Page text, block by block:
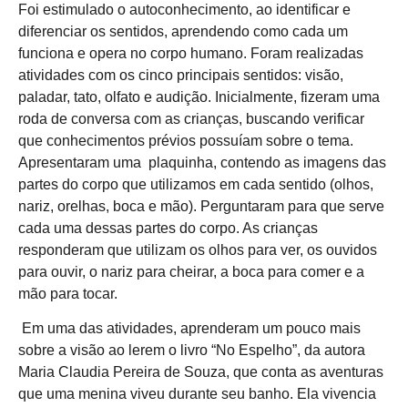
Foi estimulado o autoconhecimento, ao identificar e
diferenciar os sentidos, aprendendo como cada um
funciona e opera no corpo humano. Foram realizadas
atividades com os cinco principais sentidos: visão,
paladar, tato, olfato e audição. Inicialmente, fizeram uma
roda de conversa com as crianças, buscando verificar
que conhecimentos prévios possuíam sobre o tema.
Apresentaram uma plaquinha, contendo as imagens das
partes do corpo que utilizamos em cada sentido (olhos,
nariz, orelhas, boca e mão). Perguntaram para que serve
cada uma dessas partes do corpo. As crianças
responderam que utilizam os olhos para ver, os ouvidos
para ouvir, o nariz para cheirar, a boca para comer e a
mão para tocar.
Em uma das atividades, aprenderam um pouco mais
sobre a visão ao lerem o livro “No Espelho”, da autora
Maria Claudia Pereira de Souza, que conta as aventuras
que uma menina viveu durante seu banho. Ela vivencia